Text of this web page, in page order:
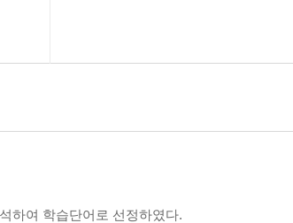
하여 학습단어로 선정하였다.